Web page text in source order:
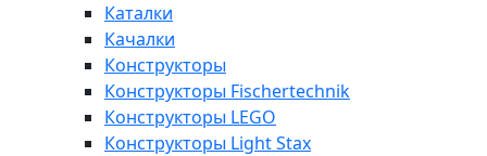
Каталки
Качалки
Конструкторы
Конструкторы Fisсhertechnik
Конструкторы LEGO
Конструкторы Light Stax